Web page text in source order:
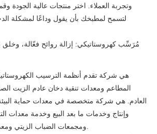
وتجربة العملاء. اختر منتجات عالية الجودة
لتسمح لمطبخك بأن يقول وداعًا لمشكلة
المطاعم ومعدات تنقية دخان عادم الزيت
العادم. هي شركة متخصصة في معدات حماية
وإنتاج وخدمات ما بعد البيع وخدمة معدات
ومجمعات الضباب الزيتي ومعدات معالجة غاز العادم.